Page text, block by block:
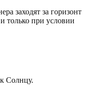
заходят за горизонт
только при условии
Солнцу.